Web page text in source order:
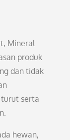
Mineral
produk
dan tidak
turut serta
hewan,